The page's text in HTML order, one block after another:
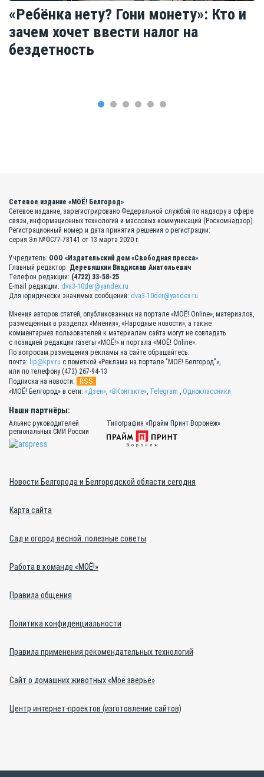
«Ребёнка нету? Гони монету»: Кто и
зачем хочет ввести налог на
бездетность
Сетевое издание «МОЁ! Белгород»
Сетевое издание, зарегистрировано Федеральной службой по надзору в сфере
связи, информационных технологий и массовых коммуникаций (Роскомнадзор).
Регистрационный номер и дата принятия решения о регистрации:
серия Эл №ФС77-78141 от 13 марта 2020 г.
Учредитель: ООО «Издательский дом «Свободная пресса»
Главный редактор: Деревяшкин Владислав Анатольевич
Телефон редакции: (4722) 33-58-25
E-mail редакции: dva3-10der@yandex.ru
Для юридически значимых сообщений: dva3-10der@yandex.ru
Мнения авторов статей, опубликованных на портале «МОЁ! Online», материалов,
размещённых в разделах «Мнения», «Народные новости», а также
комментариев пользователей к материалам сайта могут не совпадать
с позицией редакции газеты «МОЁ!» и портала «МОЁ! Online».
По вопросам размещения рекламы на сайте обращайтесь:
почта: lip@kpv.ru с пометкой «Реклама на портале "МОЁ! Белгород"»,
или по телефону (473) 267-94-13
Подписка на новости:
RSS
«МОЁ! Белгород» в сети: «Дзен» «ВКонтакте» Telegram Одноклассники
Наши партнёры:
Альянс руководителей
региональных СМИ России
Типография «Прайм Принт Воронеж»
Новости Белгорода и Белгородской области сегодня
Карта сайта
Сад и огород весной: полезные советы
Работа в команде «МОЁ!»
Правила общения
Политика конфиденциальности
Правила применения рекомендательных технологий
Сайт о домашних животных «Моё зверьё»
Центр интернет-проектов (изготовление сайтов)